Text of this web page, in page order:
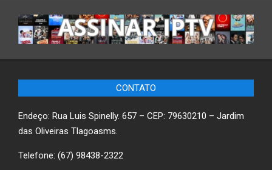
CONTATO
Endeço: Rua Luis Spinelly. 657 – CEP: 79630210 – Jardim
das Oliveiras Tlagoasms.
Telefone: (67) 98438-2322